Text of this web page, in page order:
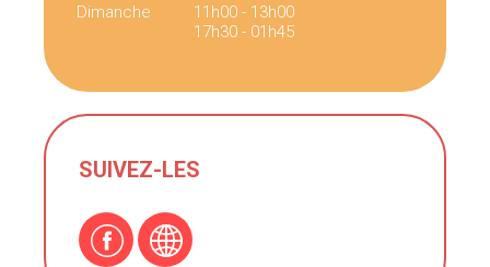
Dimanche
11h00 - 13h00
17h30 - 01h45
SUIVEZ-LES